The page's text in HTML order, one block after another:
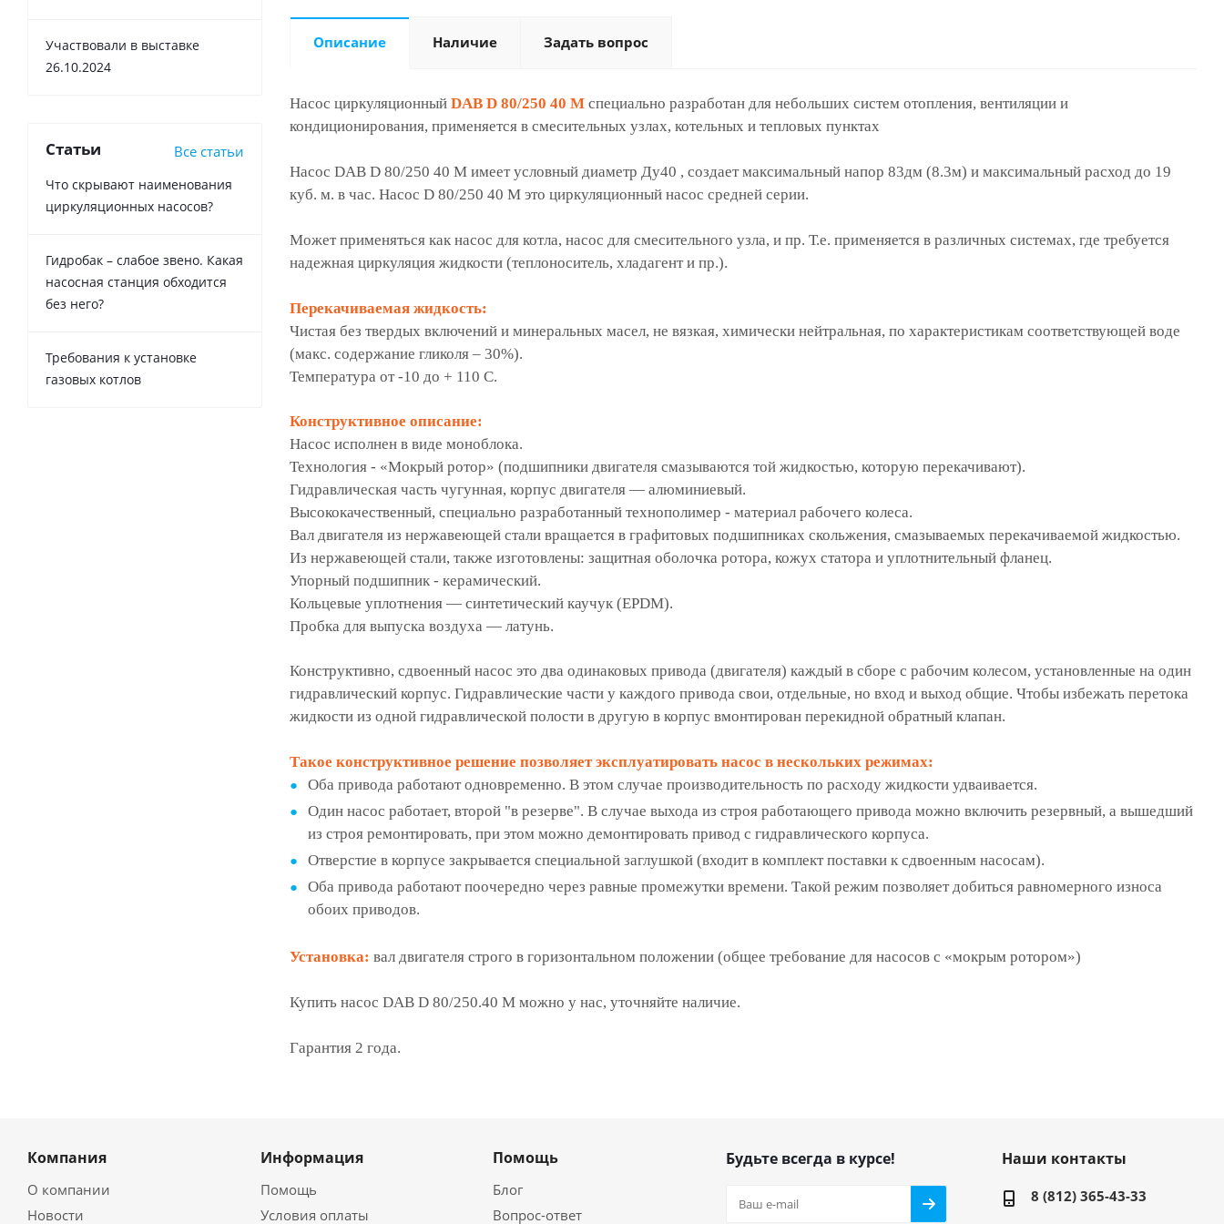
Описание Наличие Задать вопрос
Насос циркуляционный DAB D 80/250 40 M специально разработан для небольших систем отопления, вентиляции и
кондиционирования, применяется в смесительных узлах, котельных и тепловых пунктах
Насос DAB D 80/250 40 M имеет условный диаметр Ду40 , создает максимальный напор 83дм (8.3м) и максимальный расход до 19
куб. м. в час. Насос D 80/250 40 M это циркуляционный насос средней серии.
Может применяться как насос для котла, насос для смесительного узла, и пр. Т.е. применяется в различных системах, где требуется
надежная циркуляция жидкости (теплоноситель, хладагент и пр.).
Перекачиваемая жидкость:
Чистая без твердых включений и минеральных масел, не вязкая, химически нейтральная, по характеристикам соответствующей воде
(макс. содержание гликоля – 30%).
Температура от -10 до + 110 С.
Конструктивное описание:
Насос исполнен в виде моноблока.
Технология - «Мокрый ротор» (подшипники двигателя смазываются той жидкостью, которую перекачивают).
Гидравлическая часть чугунная, корпус двигателя — алюминиевый.
Высококачественный, специально разработанный технополимер - материал рабочего колеса.
Вал двигателя из нержавеющей стали вращается в графитовых подшипниках скольжения, смазываемых перекачиваемой жидкостью.
Из нержавеющей стали, также изготовлены: защитная оболочка ротора, кожух статора и уплотнительный фланец.
Упорный подшипник - керамический.
Кольцевые уплотнения — синтетический каучук (EPDM).
Пробка для выпуска воздуха — латунь.
Конструктивно, сдвоенный насос это два одинаковых привода (двигателя) каждый в сборе с рабочим колесом, установленные на один
гидравлический корпус. Гидравлические части у каждого привода свои, отдельные, но вход и выход общие. Чтобы избежать перетока
жидкости из одной гидравлической полости в другую в корпус вмонтирован перекидной обратный клапан.
Такое конструктивное решение позволяет эксплуатировать насос в нескольких режимах:
Оба привода работают одновременно. В этом случае производительность по расходу жидкости удваивается.
Один насос работает, второй "в резерве". В случае выхода из строя работающего привода можно включить резервный, а вышедший
из строя ремонтировать, при этом можно демонтировать привод с гидравлического корпуса.
Отверстие в корпусе закрывается специальной заглушкой (входит в комплект поставки к сдвоенным насосам).
Оба привода работают поочередно через равные промежутки времени. Такой режим позволяет добиться равномерного износа
обоих приводов.
Установка: вал двигателя строго в горизонтальном положении (общее требование для насосов с «мокрым ротором»)
Купить насос DAB D 80/250.40 M можно у нас, уточняйте наличие.
Гарантия 2 года.
Участвовали в выставке
26.10.2024
Статьи Все статьи
Что скрывают наименования
циркуляционных насосов?
Гидробак – слабое звено. Какая
насосная станция обходится
без него?
Требования к установке
газовых котлов
Компания
О компании
Новости
Информация
Помощь
Условия оплаты
Помощь
Блог
Вопрос-ответ
Будьте всегда в курсе! Наши контакты
8 (812) 365-43-33